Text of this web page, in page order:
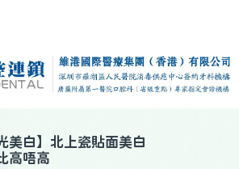
美白】 北上瓷貼面美白
高唔高